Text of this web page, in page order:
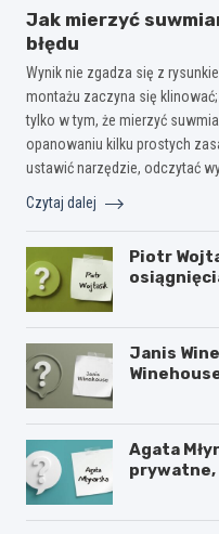
Jak mierzyć
błędu
Wynik nie zgadza się z
montażu zaczyna się
tylko w tym, że mierzyć
opanowaniu kilku prostych
ustawić narzędzie, odczytać
Czytaj dalej
Piotr
Janis
Agata